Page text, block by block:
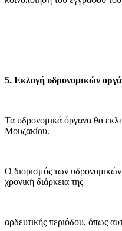
5. Εκλογή υδρονομικών
Τα υδρονομικά όργανα θα
Μουζακίου.
Ο διορισμός των υδρονομικών
χρονική διάρκεια της
αρδευτικής περιόδου, όπως